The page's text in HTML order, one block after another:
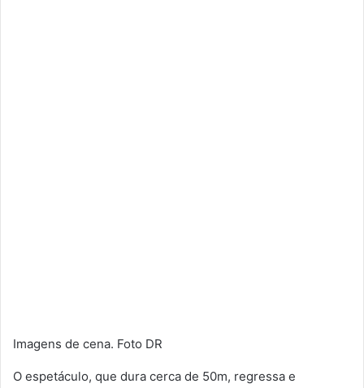
Imagens de cena. Foto DR
O espetáculo, que dura cerca de 50m, regressa e